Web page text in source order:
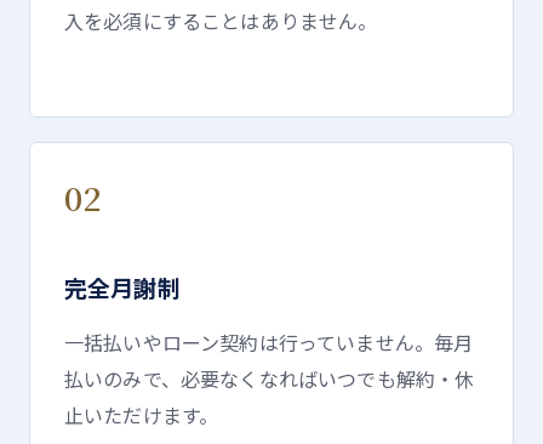
入を必須にすることはありません。
02
完全月謝制
一括払いやローン契約は行っていません。毎月
払いのみで、必要なくなればいつでも解約・休
止いただけます。